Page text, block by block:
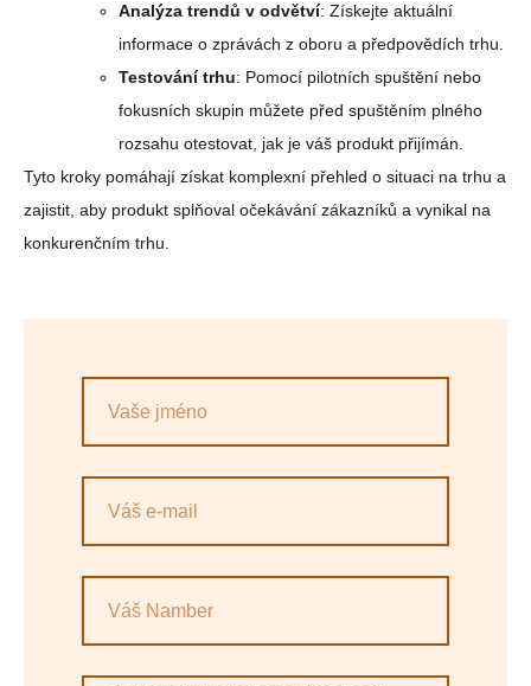
Analýza trendů v odvětví: Získejte aktuální
informace o zprávách z oboru a předpovědích trhu.
Testování trhu: Pomocí pilotních spuštění nebo
fokusních skupin můžete před spuštěním plného
rozsahu otestovat, jak je váš produkt přijímán.
Tyto kroky pomáhají získat komplexní přehled o situaci na trhu a
zajistit, aby produkt splňoval očekávání zákazníků a vynikal na
konkurenčním trhu.